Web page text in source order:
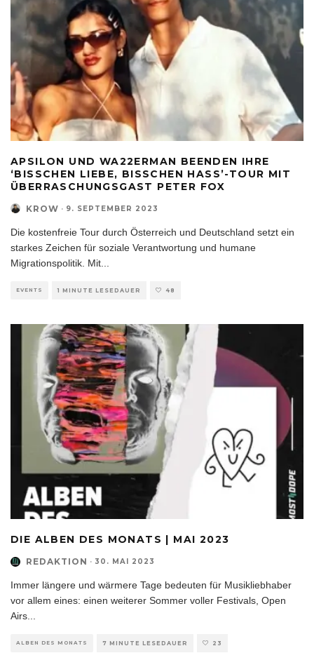
APSILON UND WA22ERMAN BEENDEN IHRE
‘BISSCHEN LIEBE, BISSCHEN HASS’-TOUR MIT
ÜBERRASCHUNGSGAST PETER FOX
KROW · 9. SEPTEMBER 2023
Die kostenfreie Tour durch Österreich und Deutschland setzt ein
starkes Zeichen für soziale Verantwortung und humane
Migrationspolitik. Mit
EVENTS 1 MINUTE LESEDAUER 48
DIE ALBEN DES MONATS | MAI 2023
REDAKTION · 30. MAI 2023
Immer längere und wärmere Tage bedeuten für Musikliebhaber
vor allem eines: einen weiterer Sommer voller Festivals, Open
Airs...
ALBEN DES MONATS 7 MINUTE LESEDAUER 23